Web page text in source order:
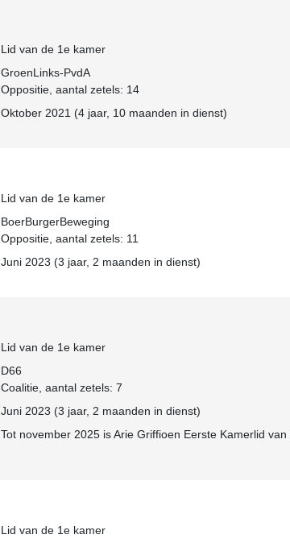
Lid van de 1e kamer
GroenLinks-PvdA
Oppositie , aantal zetels: 14
Oktober 2021 (4 jaar, 10 maanden in dienst)
Lid van de 1e kamer
BoerBurgerBeweging
Oppositie , aantal zetels: 11
Juni 2023 (3 jaar, 2 maanden in dienst)
Lid van de 1e kamer
D66
Coalitie , aantal zetels: 7
Juni 2023 (3 jaar, 2 maanden in dienst)
Tot november 2025 is Arie Griffioen Eerste Kamerlid van
Lid van de 1e kamer